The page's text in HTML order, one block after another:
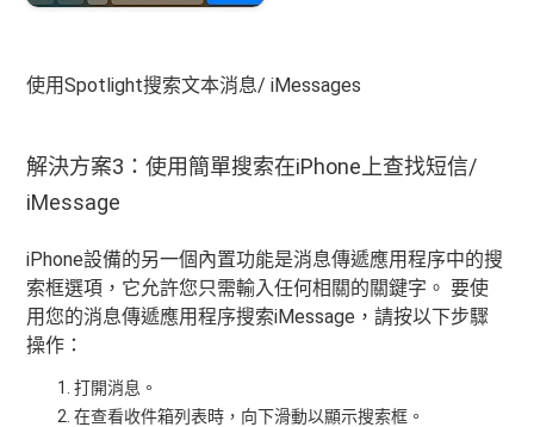
使用Spotlight搜索文本消息/ iMessages
解決方案3：使用簡單搜索在iPhone上查找短信/
iMessage
iPhone設備的另一個內置功能是消息傳遞應用程序中的搜
索框選項，它允許您只需輸入任何相關的關鍵字。 要使
用您的消息傳遞應用程序搜索iMessage，請按以下步驟
操作：
打開消息。
在查看收件箱列表時，向下滑動以顯示搜索框。